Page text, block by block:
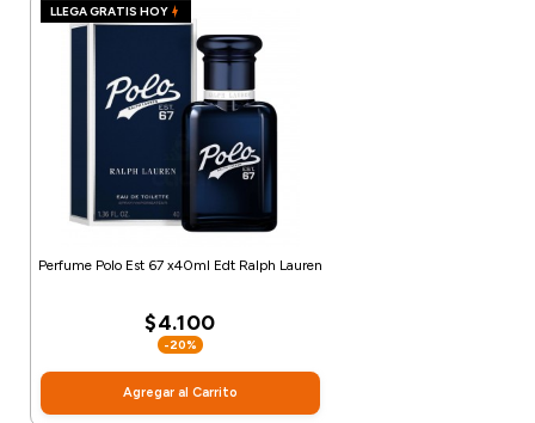
LLEGA GRATIS HOY
Perfume Polo Est 67 x40ml Edt Ralph Lauren
$4.100
-20%
Agregar al Carrito